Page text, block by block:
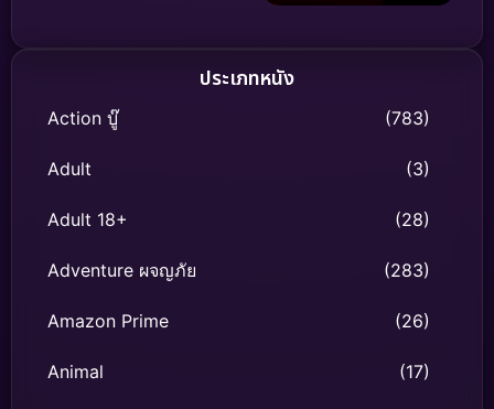
ประเภทหนัง
Action บู๊ (783)
Adult (3)
Adult 18+ (28)
Adventure ผจญภัย (283)
Amazon Prime (26)
Animal (17)